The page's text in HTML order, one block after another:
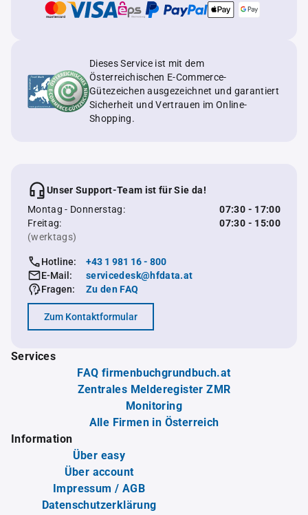
Dieses Service ist mit dem
Österreichischen E-Commerce-
Gütezeichen ausgezeichnet und garantiert
Sicherheit und Vertrauen im Online-
Shopping.
Unser Support-Team ist für Sie da!
Montag - Donnerstag:
07:30 - 17:00
Freitag:
07:30 - 15:00
(werktags)
Hotline:
+43 1 981 16 - 800
E-Mail:
servicedesk@hfdata.at
Fragen:
Zu den FAQ
Zum Kontaktformular
Services
FAQ firmenbuchgrundbuch.at
Zentrales Melderegister ZMR
Monitoring
Alle Firmen in Österreich
Information
Über easy
Über account
Impressum / AGB
Datenschutzerklärung